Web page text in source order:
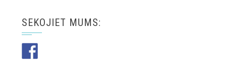
SEKOJIET MUMS: